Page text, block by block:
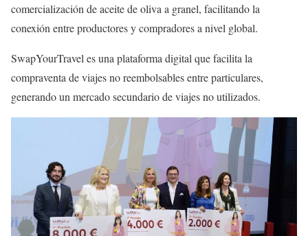
comercialización de aceite de oliva a granel, facilitando la
conexión entre productores y compradores a nivel global.
SwapYourTravel es una plataforma digital que facilita la
compraventa de viajes no reembolsables entre particulares,
generando un mercado secundario de viajes no utilizados.